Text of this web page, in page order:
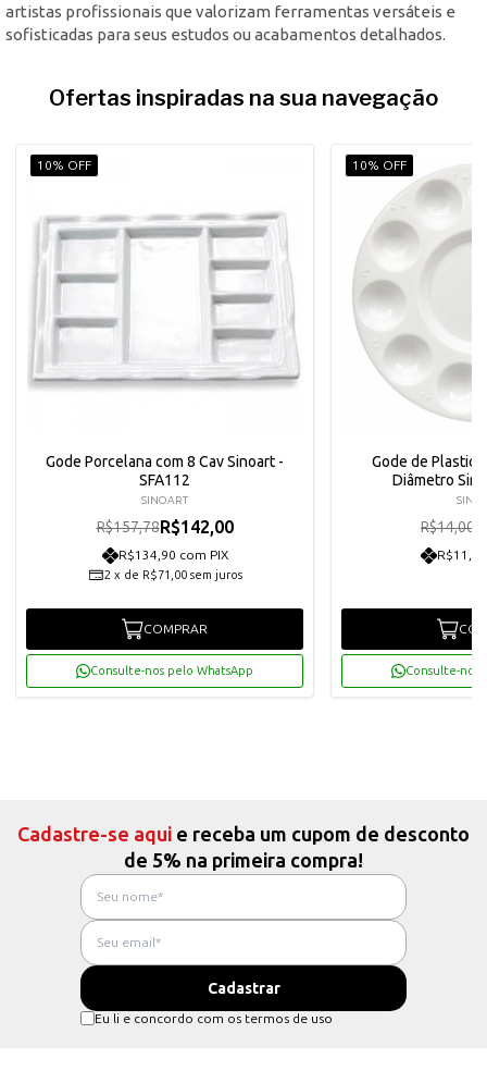
artistas profissionais que valorizam ferramentas versáteis e
sofisticadas para seus estudos ou acabamentos detalhados.
Ofertas inspiradas na sua navegação
10% OFF
Gode Porcelana com 8 Cav Sinoart -
SFA112
SINOART
R$157,78R$142,00
R$134,90 com PIX
2 x de R$71,00 sem juros
COMPRAR
Consulte-nos pelo WhatsApp
10% OFF
Gode de
Diâmetro
R$14,00
Consulte-nos
Cadastre-se aqui e receba um cupom de desconto
de 5% na primeira compra!
Eu li e concordo com os termos de uso